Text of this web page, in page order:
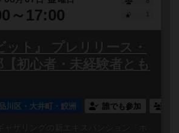
～17:00
1
ット』 プレリリース・
初心者・未経験者とも
川区・大井町・鮫洲 誰でも参加
ャザリングの新エキスパンション『ホ